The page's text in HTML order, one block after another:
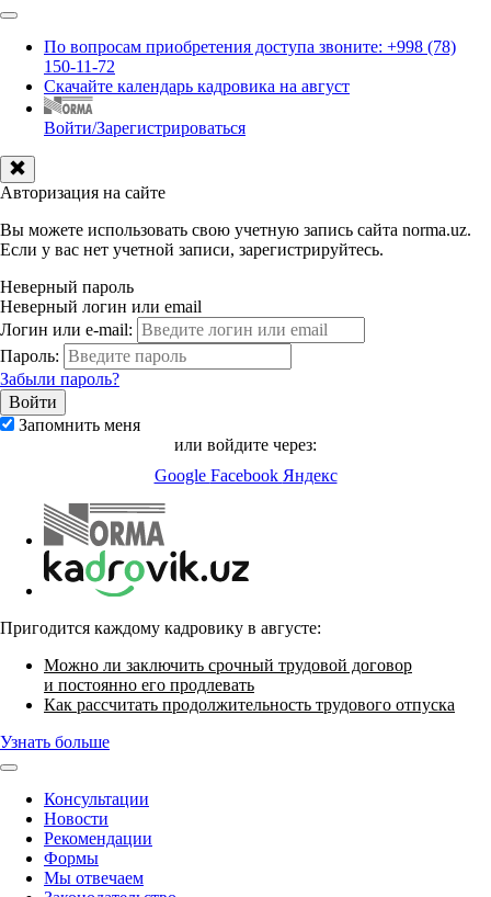
По вопросам приобретения доступа звоните: +998 (78)
150-11-72
Скачайте календарь кадровика на август
Войти/Зарегистрироваться
Авторизация на сайте
Вы можете использовать свою учетную запись сайта norma.uz.
Если у вас нет учетной записи, зарегистрируйтесь.
Неверный пароль
Неверный логин или email
Логин или e-mail:
Пароль:
Забыли пароль?
Запомнить меня
или войдите через:
Google Facebook Яндекс
Пригодится каждому кадровику в августе:
Можно ли заключить срочный трудовой договор
и постоянно его продлевать
Как рассчитать продолжительность трудового отпуска
Узнать больше
Консультации
Новости
Рекомендации
Формы
Мы отвечаем